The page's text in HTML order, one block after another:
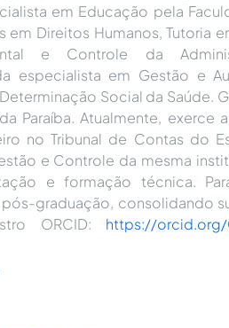
em Educação pela
em Direitos Humanos, Tutoria
e Controle da
especialista em Gestão e
Social da Saúde.
Paraíba. Atualmente, exerce
no Tribunal de Contas do
e Controle da mesma
e formação técnica.
graduação, consolidando
ORCID: https://